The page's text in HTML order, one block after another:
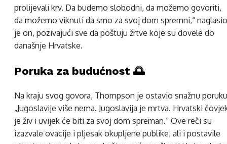
prolijevali krv. Da budemo slobodni, da možemo govoriti,
da možemo viknuti da smo za svoj dom spremni,“ naglasio
je on, pozivajući sve da poštuju žrtve koje su dovele do
današnje Hrvatske.
Poruka za budućnost 🌅
Na kraju svog govora, Thompson je ostavio snažnu
„Jugoslavije više nema. Jugoslavija je mrtva. Hrvatski
je živ i uvijek će biti za svoj dom spreman.“ Ove reči su
izazvale ovacije i pljesak okupljene publike, ali i postavile